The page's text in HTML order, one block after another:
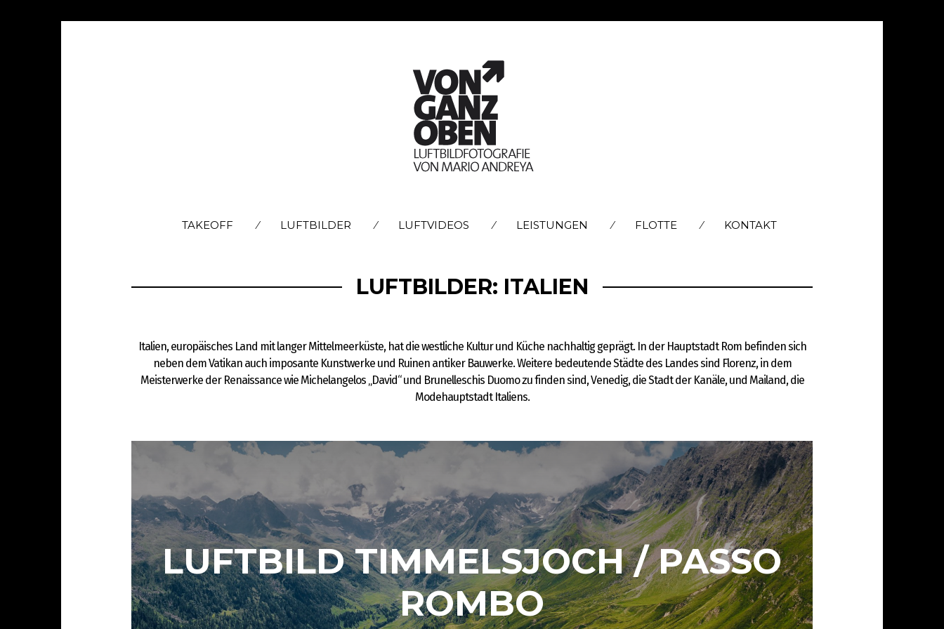
SKIP
TAKEOFF LUFTBILDER LUFTVIDEOS LEISTUNGEN FLOTTE KONTAKT
LUFTBILDER: ITALIEN
Italien, europäisches Land mit langer Mittelmeerküste, hat die westliche Kultur und Küche nachhaltig geprägt. In der Hauptstadt Rom befinden sich
neben dem Vatikan auch imposante Kunstwerke und Ruinen antiker Bauwerke. Weitere bedeutende Städte des Landes sind Florenz, in dem
Meisterwerke der Renaissance wie Michelangelos „David“ und Brunelleschis Duomo zu finden sind, Venedig, die Stadt der Kanäle, und Mailand, die
Modehauptstadt Italiens.
LUFTBILD TIMMELSJOCH / PASSO
ROMBO